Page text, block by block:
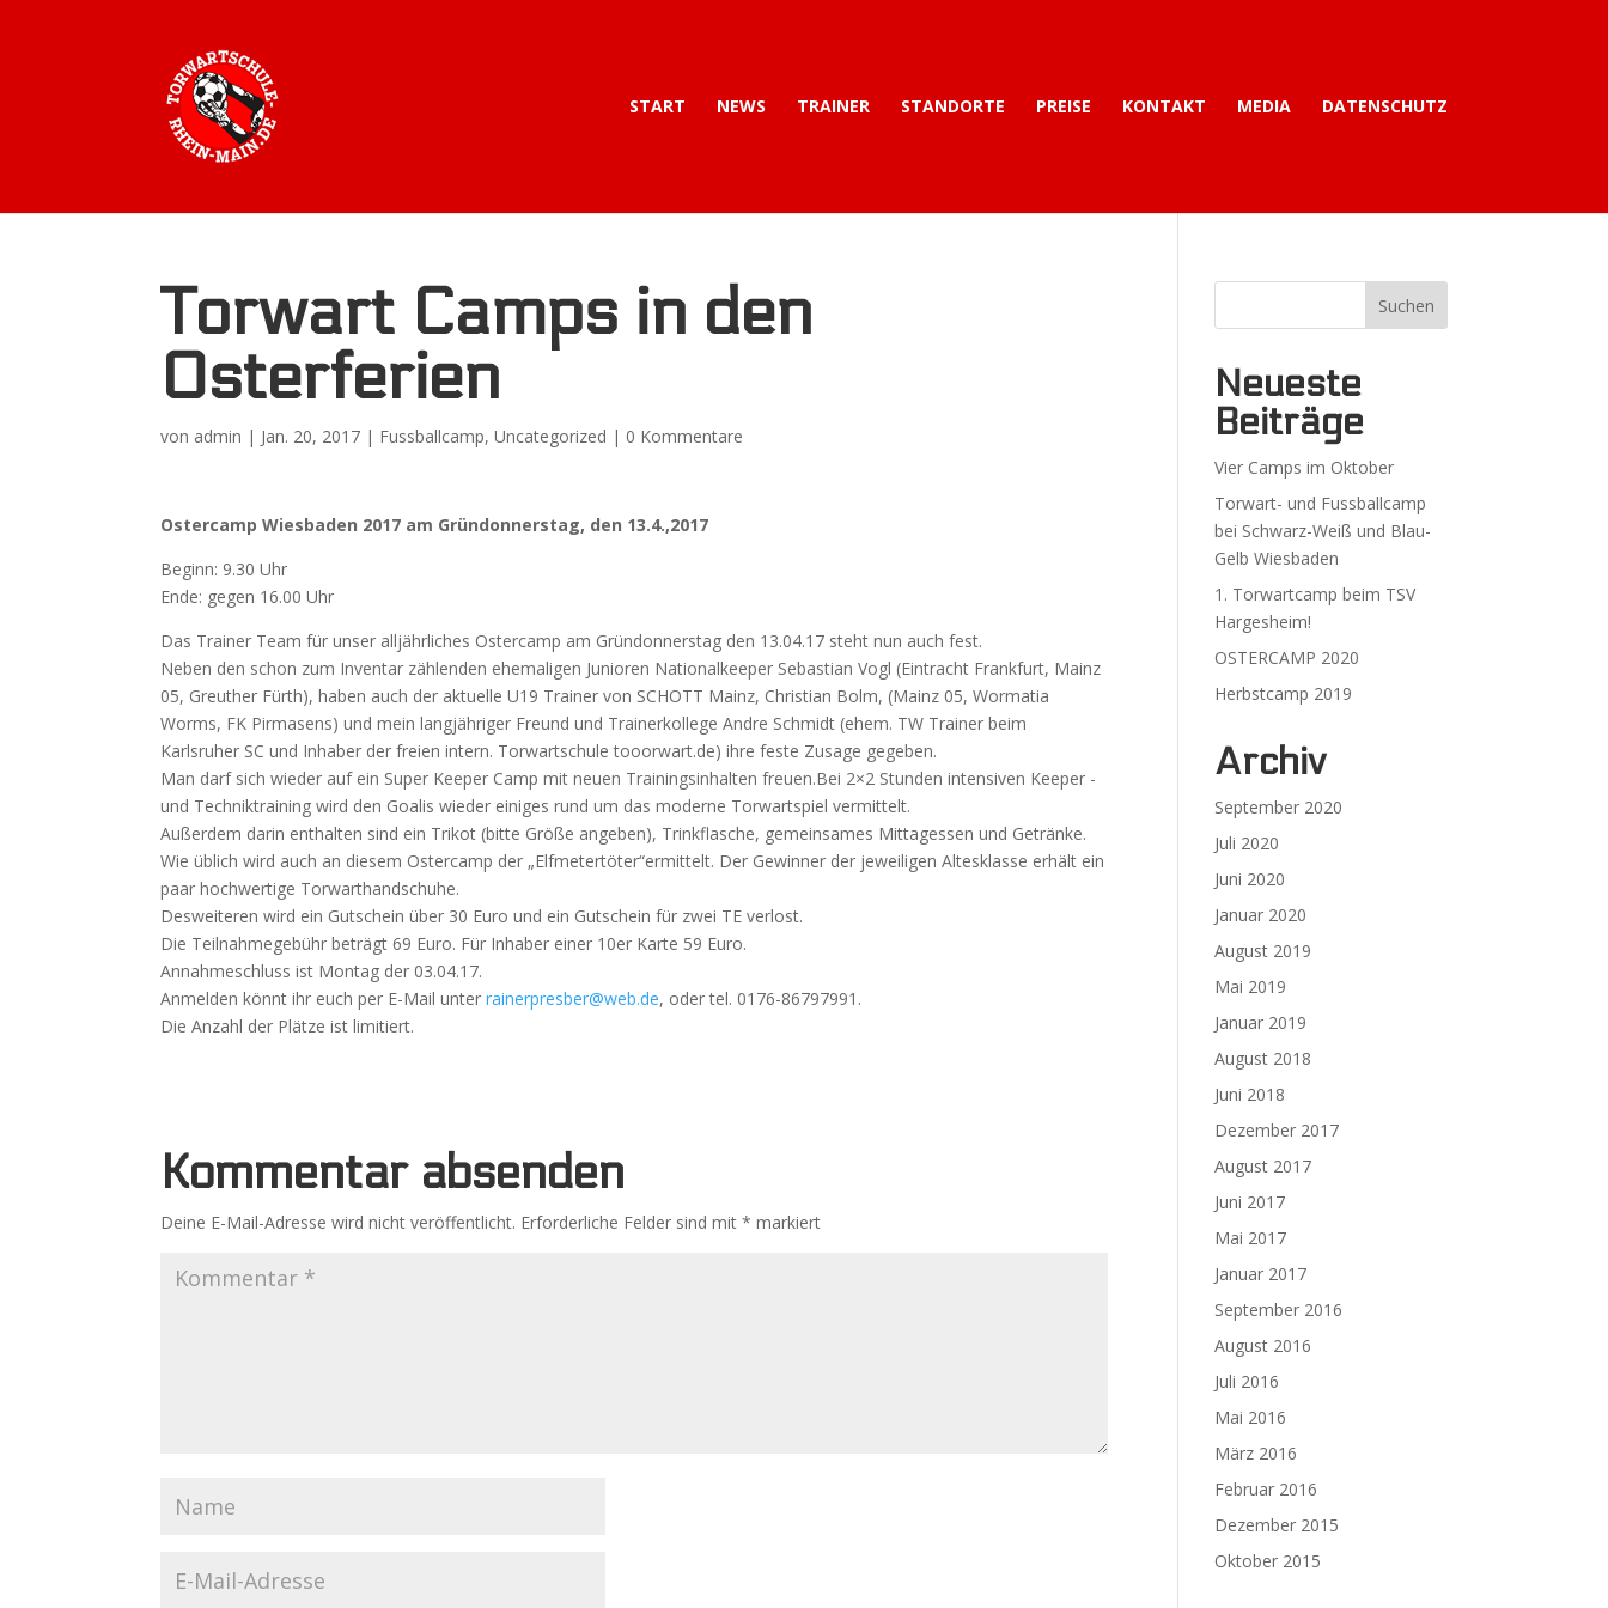
START NEWS TRAINER STANDORTE PREISE KONTAKT MEDIA DATENSCHUTZ
Torwart Camps in den
Osterferien
von admin | Jan. 20, 2017 | Fussballcamp,Uncategorized | 0 Kommentare
Ostercamp Wiesbaden 2017 am Gründonnerstag, den 13.4.,2017
Beginn: 9.30 Uhr
Ende: gegen 16.00 Uhr
Das Trainer Team für unser alljährliches Ostercamp am Gründonnerstag den 13.04.17 steht nun auch fest.
Neben den schon zum Inventar zählenden ehemaligen Junioren Nationalkeeper Sebastian Vogl (Eintracht Frankfurt, Mainz
05, Greuther Fürth), haben auch der aktuelle U19 Trainer von SCHOTT Mainz, Christian Bolm, (Mainz 05, Wormatia
Worms, FK Pirmasens) und mein langjähriger Freund und Trainerkollege Andre Schmidt (ehem. TW Trainer beim
Karlsruher SC und Inhaber der freien intern. Torwartschule tooorwart.de) ihre feste Zusage gegeben.
Man darf sich wieder auf ein Super Keeper Camp mit neuen Trainingsinhalten freuen.Bei 2×2 Stunden intensiven Keeper -
und Techniktraining wird den Goalis wieder einiges rund um das moderne Torwartspiel vermittelt.
Außerdem darin enthalten sind ein Trikot (bitte Größe angeben), Trinkflasche, gemeinsames Mittagessen und Getränke.
Wie üblich wird auch an diesem Ostercamp der „Elfmetertöter“ermittelt. Der Gewinner der jeweiligen Altesklasse erhält ein
paar hochwertige Torwarthandschuhe.
Desweiteren wird ein Gutschein über 30 Euro und ein Gutschein für zwei TE verlost.
Die Teilnahmegebühr beträgt 69 Euro. Für Inhaber einer 10er Karte 59 Euro.
Annahmeschluss ist Montag der 03.04.17.
Anmelden könnt ihr euch per E-Mail unterrainerpresber@web.de, oder tel. 0176-86797991.
Die Anzahl der Plätze ist limitiert.
Kommentar absenden
Deine E-Mail-Adresse wird nicht veröffentlicht. Erforderliche Felder sind mit* markiert
Neueste
Beiträge
Vier Camps im Oktober
Torwart- und Fussballcamp
bei Schwarz-Weiß und Blau-
Gelb Wiesbaden
1. Torwartcamp beim TSV
Hargesheim!
OSTERCAMP 2020
Herbstcamp 2019
Archiv
September 2020
Juli 2020
Juni 2020
Januar 2020
August 2019
Mai 2019
Januar 2019
August 2018
Juni 2018
Dezember 2017
August 2017
Juni 2017
Mai 2017
Januar 2017
September 2016
August 2016
Juli 2016
Mai 2016
März 2016
Februar 2016
Dezember 2015
Oktober 2015